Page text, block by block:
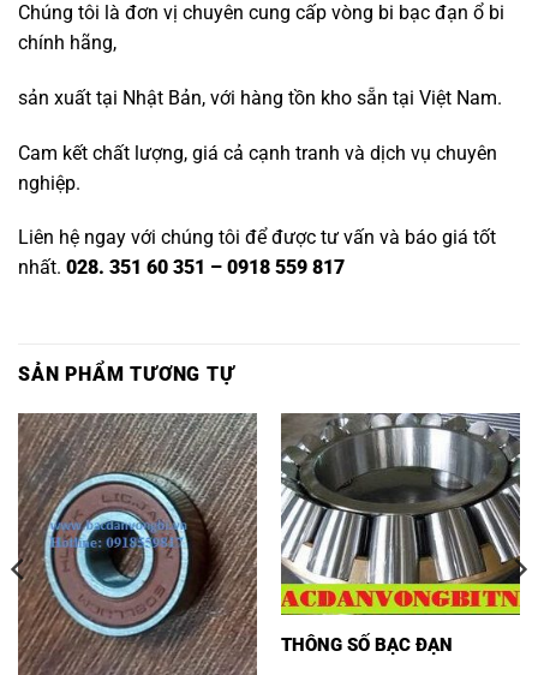
Chúng tôi là đơn vị chuyên cung cấp vòng bi bạc đạn ổ bi
chính hãng,
sản xuất tại Nhật Bản, với hàng tồn kho sẵn tại Việt Nam.
Cam kết chất lượng, giá cả cạnh tranh và dịch vụ chuyên
nghiệp.
Liên hệ ngay với chúng tôi để được tư vấn và báo giá tốt
nhất. 028. 351 60 351 – 0918 559 817
SẢN PHẨM TƯƠNG TỰ
THÔNG SỐ BẠC ĐẠN